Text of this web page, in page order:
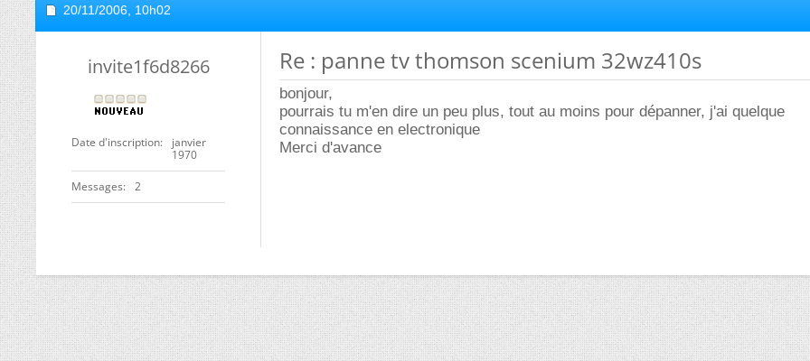
20/11/2006, 10h02
invite1f6d8266
Date d'inscription
janvier
1970
Messages 2
Re : panne tv thomson scenium 32wz410s
bonjour,
pourrais tu m'en dire un peu plus, tout au moins pour dépanner, j'ai quelque
connaissance en electronique
Merci d'avance